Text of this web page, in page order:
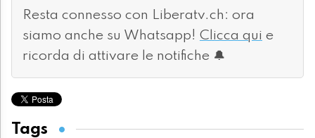
Resta connesso con Liberatv.ch: ora
siamo anche su Whatsapp! Clicca qui e
ricorda di attivare le notifiche 🔔
Tags